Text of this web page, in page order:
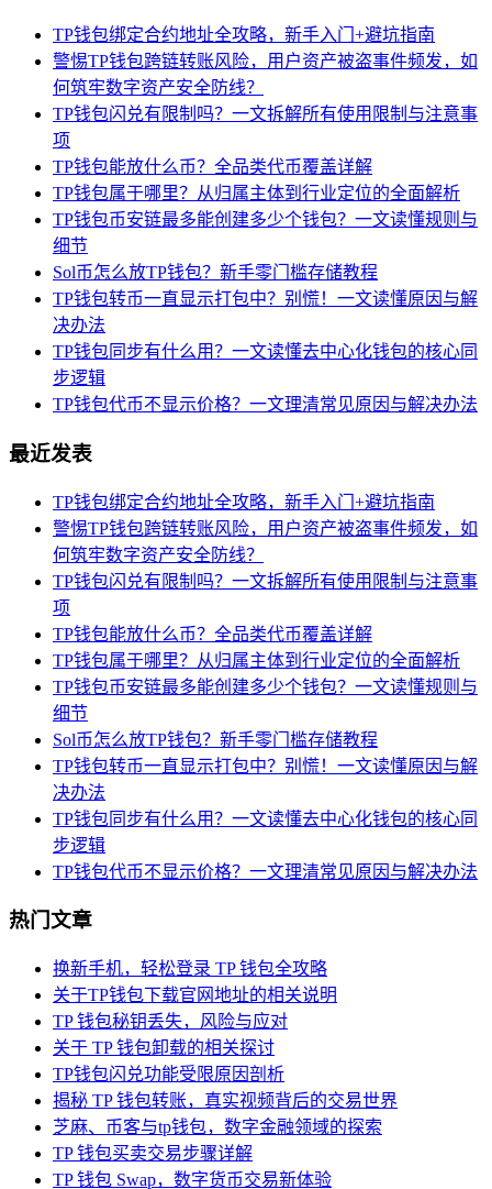
TP钱包绑定合约地址全攻略，新手入门+避坑指南
警惕TP钱包跨链转账风险，用户资产被盗事件频发，如
何筑牢数字资产安全防线？
TP钱包闪兑有限制吗？一文拆解所有使用限制与注意事
项
TP钱包能放什么币？全品类代币覆盖详解
TP钱包属于哪里？从归属主体到行业定位的全面解析
TP钱包币安链最多能创建多少个钱包？一文读懂规则与
细节
Sol币怎么放TP钱包？新手零门槛存储教程
TP钱包转币一直显示打包中？别慌！一文读懂原因与解
决办法
TP钱包同步有什么用？一文读懂去中心化钱包的核心同
步逻辑
TP钱包代币不显示价格？一文理清常见原因与解决办法
最近发表
TP钱包绑定合约地址全攻略，新手入门+避坑指南
警惕TP钱包跨链转账风险，用户资产被盗事件频发，如
何筑牢数字资产安全防线？
TP钱包闪兑有限制吗？一文拆解所有使用限制与注意事
项
TP钱包能放什么币？全品类代币覆盖详解
TP钱包属于哪里？从归属主体到行业定位的全面解析
TP钱包币安链最多能创建多少个钱包？一文读懂规则与
细节
Sol币怎么放TP钱包？新手零门槛存储教程
TP钱包转币一直显示打包中？别慌！一文读懂原因与解
决办法
TP钱包同步有什么用？一文读懂去中心化钱包的核心同
步逻辑
TP钱包代币不显示价格？一文理清常见原因与解决办法
热门文章
换新手机，轻松登录 TP 钱包全攻略
关于TP钱包下载官网地址的相关说明
TP 钱包秘钥丢失，风险与应对
关于 TP 钱包卸载的相关探讨
TP钱包闪兑功能受限原因剖析
揭秘 TP 钱包转账，真实视频背后的交易世界
芝麻、币客与tp钱包，数字金融领域的探索
TP 钱包买卖交易步骤详解
TP 钱包 Swap，数字货币交易新体验